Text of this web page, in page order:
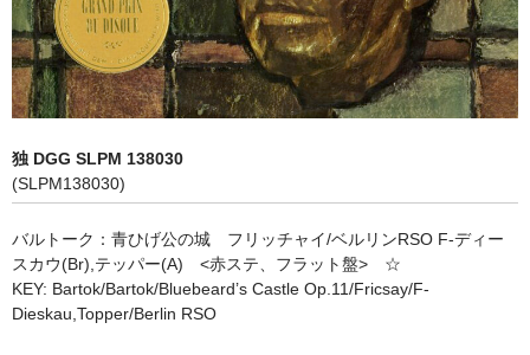
歌曲
古楽曲
PICK UP
ORDER
NEWS
独 DGG SLPM 138030
(SLPM138030)
バルトーク：青ひげ公の城 フリッチャイ/ベルリンRSO F-ディー
スカウ(Br),テッパー(A) <赤ステ、フラット盤> ☆
KEY: Bartok/Bartok/Bluebeard’s Castle Op.11/Fricsay/F-
Dieskau,Topper/Berlin RSO